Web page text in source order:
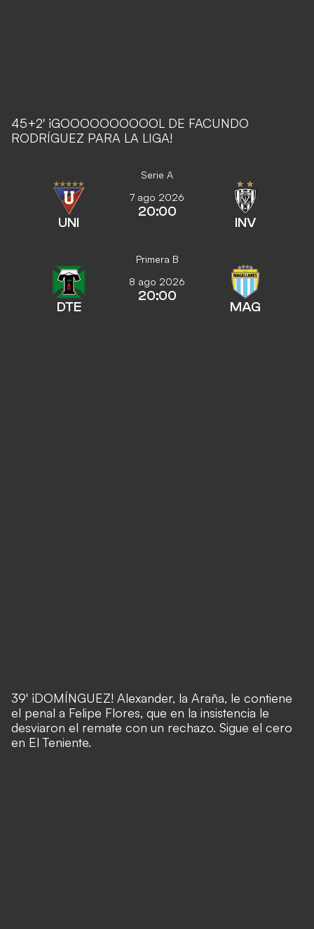
45+2' ¡GOOOOOOOOOOL DE FACUNDO
RODRÍGUEZ PARA LA LIGA!
Serie A
UNI
7 ago 2026
20:00
INV
Primera B
DTE
8 ago 2026
20:00
MAG
39' ¡DOMÍNGUEZ! Alexander, la Araña, le contiene
el penal a Felipe Flores, que en la insistencia le
desviaron el remate con un rechazo. Sigue el cero
en El Teniente.